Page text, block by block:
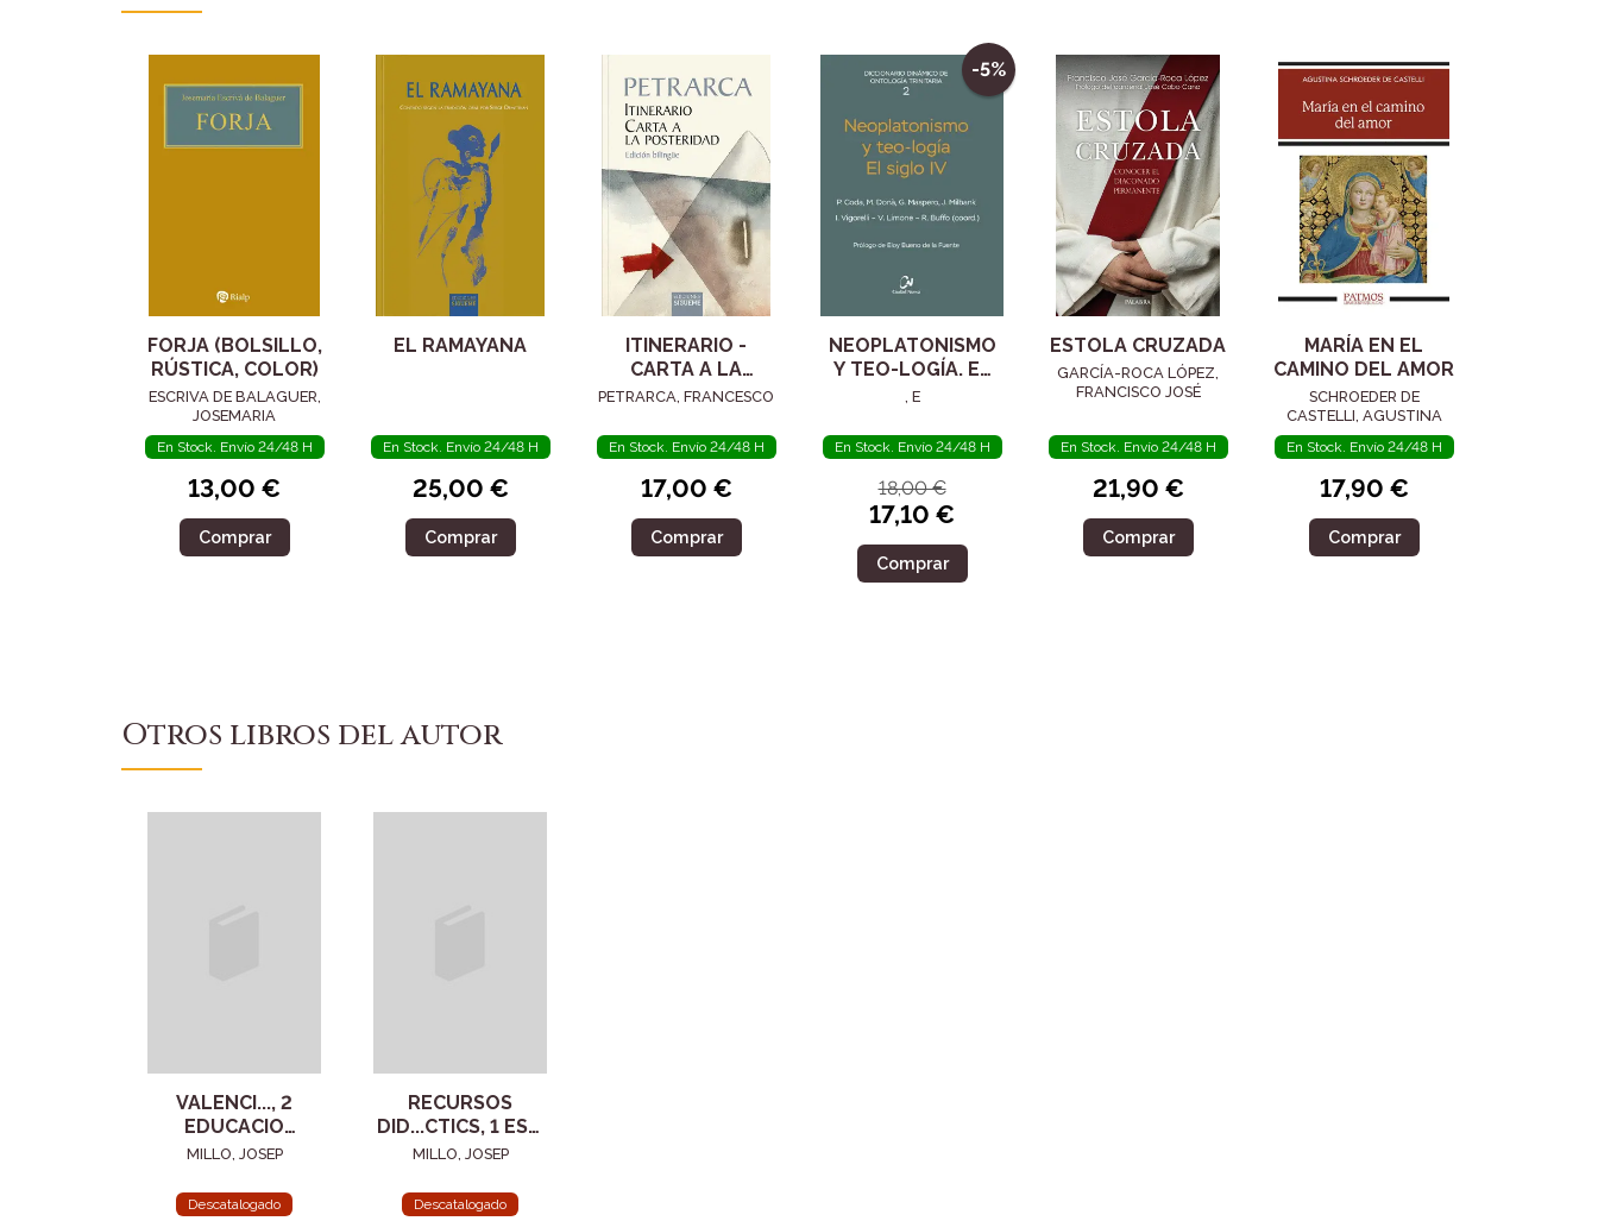
FORJA (BOLSILLO,
RÚSTICA, COLOR)
ESCRIVA DE BALAGUER,
JOSEMARIA
En Stock. Envío 24/48 H
13,00 €
Comprar
EL RAMAYANA
En Stock. Envío 24/48 H
25,00 €
Comprar
ITINERARIO -
CARTA A LA
POSTERIDAD
PETRARCA, FRANCESCO
En Stock. Envío 24/48 H
17,00 €
Comprar
-5%
NEOPLATONISMO
Y TEO-LOGÍA. EL
SIGLO IV
, E
En Stock. Envío 24/48 H
18,00 €
17,10 €
Comprar
ESTOLA CRUZADA
GARCÍA-ROCA LÓPEZ,
FRANCISCO JOSÉ
En Stock. Envío 24/48 H
21,90 €
Comprar
MARÍA EN EL
CAMINO DEL AMOR
SCHROEDER DE
CASTELLI, AGUSTINA
En Stock. Envío 24/48 H
17,90 €
Comprar
Otros libros del autor
VALENCI..., 2
EDUCACIO
PRIM...RIA
MILLO, JOSEP
Descatalogado
RECURSOS
DID...CTICS, 1 ESO
(VALENCIA)
MILLO, JOSEP
Descatalogado